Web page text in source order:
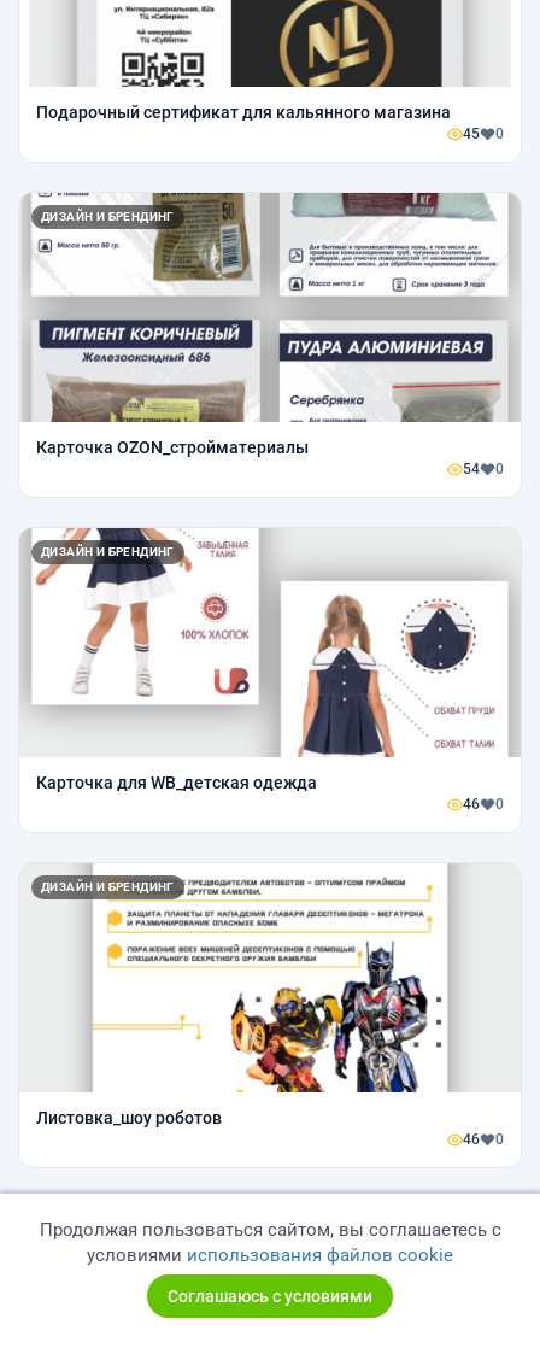
Подарочный сертификат для кальянного магазина
45 0
ДИЗАЙН И БРЕНДИНГ
Карточка OZON_стройматериалы
54 0
ДИЗАЙН И БРЕНДИНГ
Карточка для WB_детская одежда
46 0
ДИЗАЙН И БРЕНДИНГ
Листовка_шоу роботов
46 0
ДИЗАЙН И БРЕНДИНГ
Продолжая пользоваться сайтом, вы соглашаетесь с
условиями использования файлов cookie
Соглашаюсь с условиями